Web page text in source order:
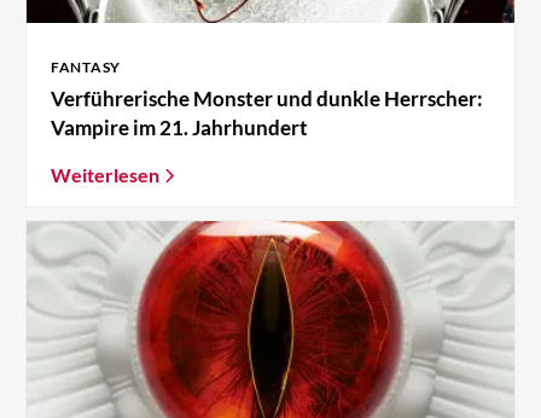
FANTASY
Verführerische Monster und dunkle Herrscher:
Vampire im 21. Jahrhundert
Weiterlesen